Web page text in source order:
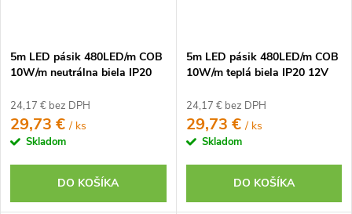
5m LED pásik 480LED/m COB
10W/m neutrálna biela IP20
24,17 € bez DPH
29,73 €/ ks
Skladom
DO KOŠÍKA
5m LED pásik 480LED/m COB
10W/m teplá biela IP20 12V
24,17 € bez DPH
29,73 €/ ks
Skladom
DO KOŠÍKA